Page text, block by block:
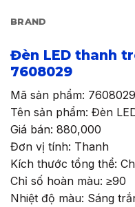
BRAND
Đèn LED thanh
7608029
Mã sản phẩm: 7608029
Tên sản phẩm: Đèn
Giá bán: 880,000
Đơn vị tính: Thanh
Kích thước tổng thể:
Chỉ số hoàn màu: ≥90
Nhiệt độ màu: Sáng